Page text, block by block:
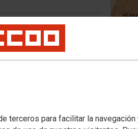
terceros para facilitar la navegación
que sufren las
del museo Reina Sofía de
una concentración ante
sexual para la AGE que
por CCOO MECD en la